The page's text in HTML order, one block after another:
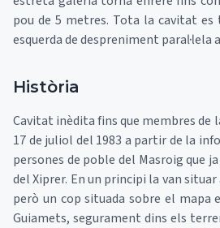
pou de 5 metres. Tota la cavitat es
esquerda de despreniment paral·lela
Història
Cavitat inèdita fins que membres de
17 de juliol del 1983 a partir de la
persones de poble del Masroig que
del Xiprer. En un principi la van
però un cop situada sobre el mapa
Guiamets, segurament dins els